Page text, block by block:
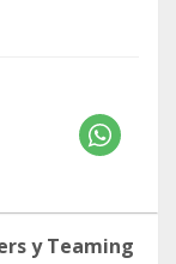
y Teaming